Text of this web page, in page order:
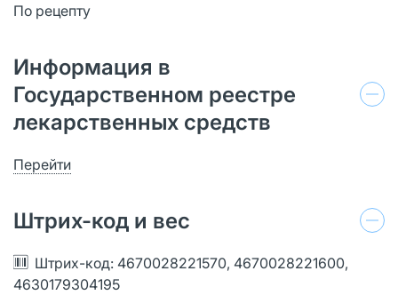
По рецепту
Информация в
Государственном реестре
лекарственных средств
Перейти
Штрих-код и вес
Штрих-код: 4670028221570, 4670028221600,
4630179304195